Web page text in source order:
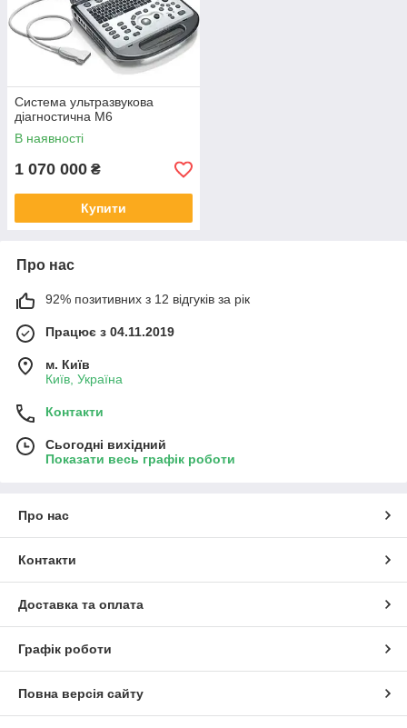
Система ультразвукова
діагностична M6
В наявності
1 070 000 ₴
Купити
Про нас
92% позитивних з 12 відгуків за рік
Працює з 04.11.2019
м. Київ
Київ, Україна
Контакти
Сьогодні вихідний
Показати весь графік роботи
Про нас
Контакти
Доставка та оплата
Графік роботи
Повна версія сайту